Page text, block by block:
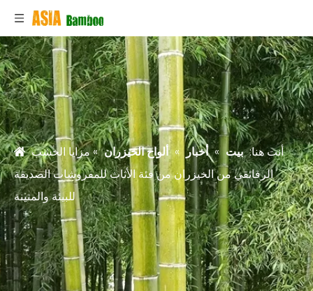
أنت هنا: بيت » أخبار » ألواح الخيزران »مزايا الخشب
الرقائقي من الخيزران من فئة الأثاث للمفروشات الصديقة
للبيئة والمتينة